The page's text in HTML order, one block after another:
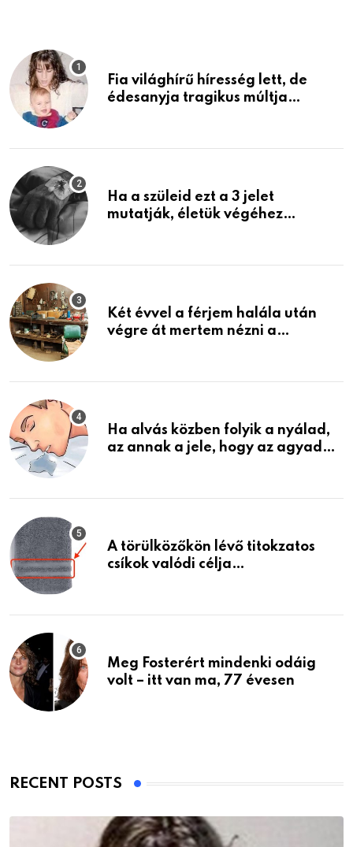
Fia világhírű híresség lett, de
édesanyja tragikus múltja
Ha a szüleid ezt a 3 jelet
mutatják, életük végéhez
Két évvel a férjem halála után
végre át mertem nézni a
életemet
Ha alvás közben folyik a nyálad,
az annak a jele, hogy az agyad…
A törülközőkön lévő titokzatos
csíkok valódi célja…
Meg Fosterért mindenki odáig
volt – itt van ma, 77 évesen
RECENT POSTS